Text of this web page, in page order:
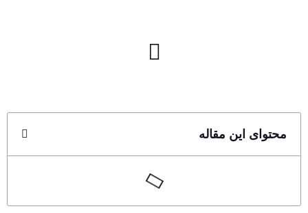
محتوای این مقاله